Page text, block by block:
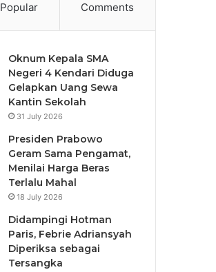
Popular Comments
Oknum Kepala SMA
Negeri 4 Kendari Diduga
Gelapkan Uang Sewa
Kantin Sekolah
31 July 2026
Presiden Prabowo
Geram Sama Pengamat,
Menilai Harga Beras
Terlalu Mahal
18 July 2026
Didampingi Hotman
Paris, Febrie Adriansyah
Diperiksa sebagai
Tersangka